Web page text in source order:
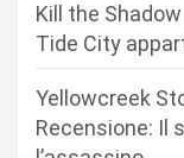
Kill the
Tide City
Yellowcreek
Recensione: Il